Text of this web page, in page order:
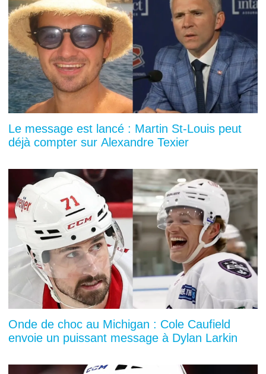
Le message est lancé : Martin St-Louis peut
déjà compter sur Alexandre Texier
Onde de choc au Michigan : Cole Caufield
envoie un puissant message à Dylan Larkin